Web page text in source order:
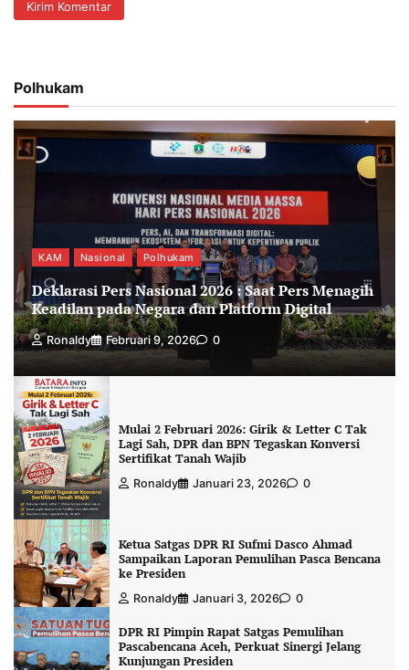
Polhukam
KAM Nasional Polhukam
Deklarasi Pers Nasional 2026 : Saat Pers Menagih
Keadilan pada Negara dan Platform Digital
Ronaldy Februari 9, 2026 0
Mulai 2 Februari 2026: Girik & Letter C Tak
Lagi Sah, DPR dan BPN Tegaskan Konversi
Sertifikat Tanah Wajib
Ronaldy Januari 23, 2026 0
Ketua Satgas DPR RI Sufmi Dasco Ahmad
Sampaikan Laporan Pemulihan Pasca Bencana
ke Presiden
Ronaldy Januari 3, 2026 0
DPR RI Pimpin Rapat Satgas Pemulihan
Pascabencana Aceh, Perkuat Sinergi Jelang
Kunjungan Presiden